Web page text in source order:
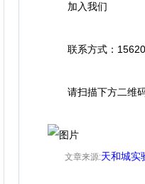
加入我们
联系方式：
请扫描下方二维码
文章来源:天和城实